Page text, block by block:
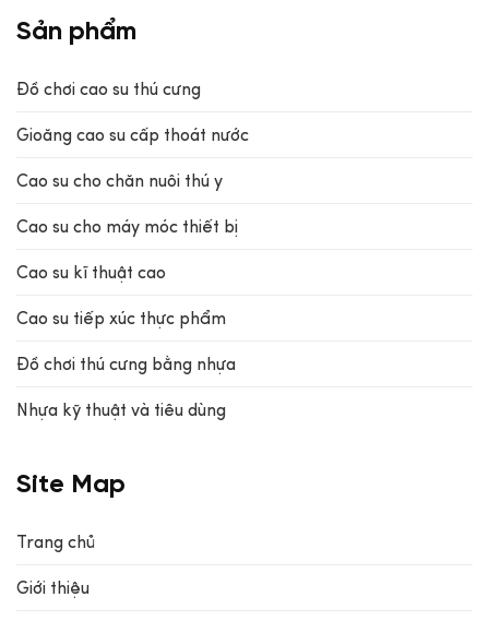
Sản phẩm
Đồ chơi cao su thú cưng
Gioăng cao su cấp thoát nước
Cao su cho chăn nuôi thú y
Cao su cho máy móc thiết bị
Cao su kĩ thuật cao
Cao su tiếp xúc thực phẩm
Đồ chơi thú cưng bằng nhựa
Nhựa kỹ thuật và tiêu dùng
Site Map
Trang chủ
Giới thiệu